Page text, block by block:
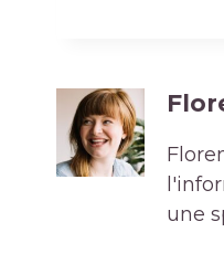
une